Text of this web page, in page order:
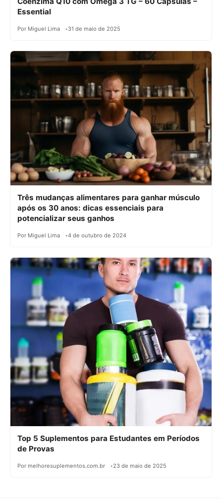
Essential
Por Miguel Lima 31 de maio de 2025
Três mudanças alimentares para ganhar músculo
após os 30 anos: dicas essenciais para
potencializar seus ganhos
Por Miguel Lima 4 de outubro de 2024
Top 5 Suplementos para Estudantes em Períodos
de Provas
Por melhoresuplementos.com.br 23 de maio de 2025